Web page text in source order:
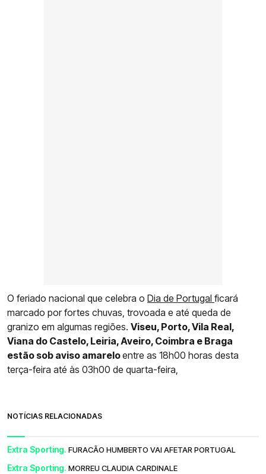
O feriado nacional que celebra o Dia de Portugal ficará
marcado por fortes chuvas, trovoada e até queda de
granizo em algumas regiões. Viseu, Porto, Vila Real,
Viana do Castelo, Leiria, Aveiro, Coimbra e Braga
estão sob aviso amareloentre as 18h00 horas desta
terça-feira até às 03h00 de quarta-feira,
NOTÍCIAS RELACIONADAS
Extra Sporting. FURACÃO HUMBERTO VAI AFETAR PORTUGAL
Extra Sporting. MORREU CLAUDIA CARDINALE